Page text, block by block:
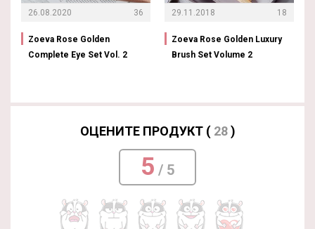
26.08.2020 36
Zoeva Rose Golden
Complete Eye Set Vol. 2
29.11.2018 18
Zoeva Rose Golden Luxury
Brush Set Volume 2
ОЦЕНИТЕ ПРОДУКТ ( 28)
5 / 5